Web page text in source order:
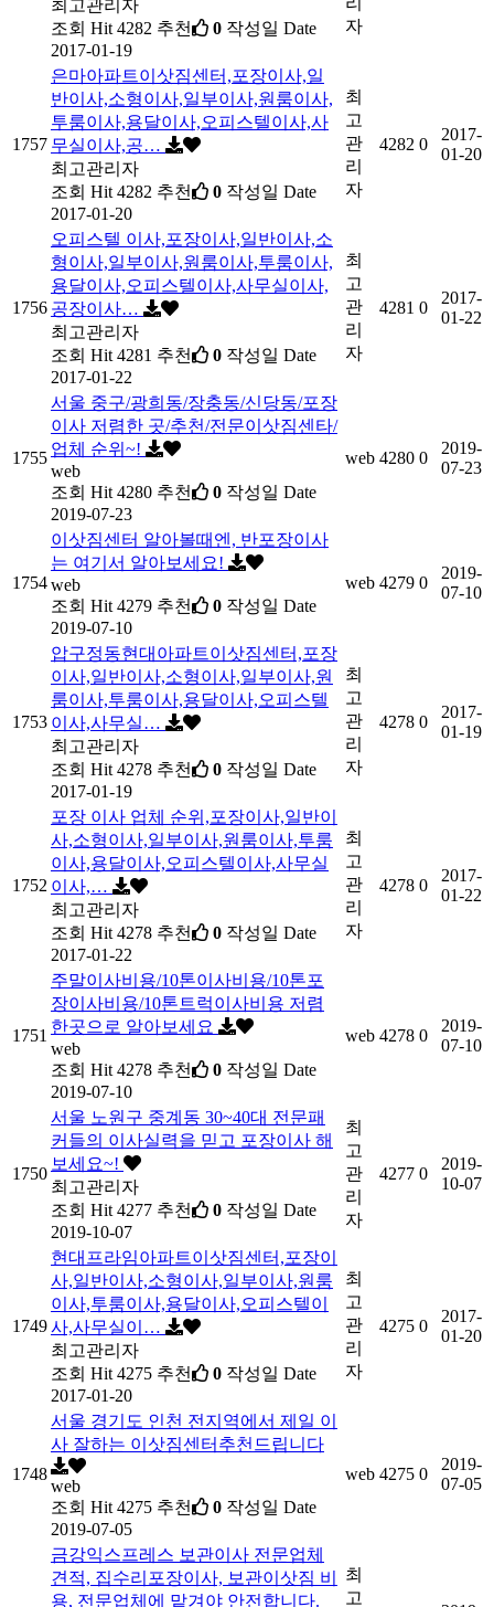
최고관리자
조회 Hit 4282 추천 0 작성일 Date
2017-01-19
자
1757
은마아파트이삿짐센터,포장이사,일
반이사,소형이사,일부이사,원룸이사,
투룸이사,용달이사,오피스텔이사,사
무실이사,공…
최고관리자
조회 Hit 4282 추천 0 작성일 Date
2017-01-20
최
고
관
리
자
4282 0
2017-
01-20
1756
오피스텔 이사,포장이사,일반이사,소
형이사,일부이사,원룸이사,투룸이사,
용달이사,오피스텔이사,사무실이사,
공장이사…
최고관리자
조회 Hit 4281 추천 0 작성일 Date
2017-01-22
최
고
관
리
자
4281 0
2017-
01-22
1755
서울 중구/광희동/장충동/신당동/포장
이사 저렴한 곳/추천/전문이삿짐센타/
업체 순위~!
web
조회 Hit 4280 추천 0 작성일 Date
2019-07-23
web 4280 0
2019-
07-23
1754
이삿짐센터 알아볼때엔, 반포장이사
는 여기서 알아보세요!
web
조회 Hit 4279 추천 0 작성일 Date
2019-07-10
web 4279 0
2019-
07-10
1753
압구정동현대아파트이삿짐센터,포장
이사,일반이사,소형이사,일부이사,원
룸이사,투룸이사,용달이사,오피스텔
이사,사무실…
최고관리자
조회 Hit 4278 추천 0 작성일 Date
2017-01-19
최
고
관
리
자
4278 0
2017-
01-19
1752
포장 이사 업체 순위,포장이사,일반이
사,소형이사,일부이사,원룸이사,투룸
이사,용달이사,오피스텔이사,사무실
이사,…
최고관리자
조회 Hit 4278 추천 0 작성일 Date
2017-01-22
최
고
관
리
자
4278 0
2017-
01-22
1751
주말이사비용/10톤이사비용/10톤포
장이사비용/10톤트럭이사비용 저렴
한곳으로 알아보세요
web
조회 Hit 4278 추천 0 작성일 Date
2019-07-10
web 4278 0
2019-
07-10
1750
서울 노원구 중계동 30~40대 전문패
커들의 이사실력을 믿고 포장이사 해
보세요~!
최고관리자
조회 Hit 4277 추천 0 작성일 Date
2019-10-07
최
고
관
리
자
4277 0
2019-
10-07
1749
현대프라임아파트이삿짐센터,포장이
사,일반이사,소형이사,일부이사,원룸
이사,투룸이사,용달이사,오피스텔이
사,사무실이…
최고관리자
조회 Hit 4275 추천 0 작성일 Date
2017-01-20
최
고
관
리
자
4275 0
2017-
01-20
1748
서울 경기도 인천 전지역에서 제일 이
사 잘하는 이삿짐센터추천드립니다
web
조회 Hit 4275 추천 0 작성일 Date
2019-07-05
web 4275 0
2019-
07-05
금강익스프레스 보관이사 전문업체
견적, 집수리포장이사, 보관이삿짐 비
용, 전문업체에 맡겨야 안전합니다.
최
고